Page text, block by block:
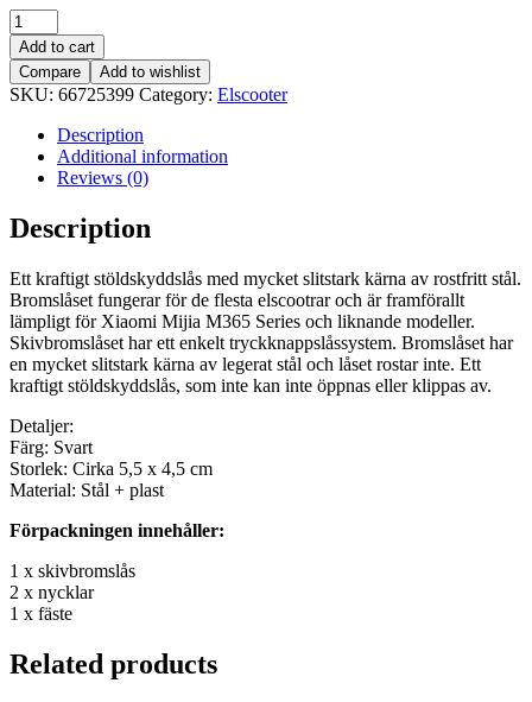
Lås
/
Bromslås
till
Xiaomi
Add to cart
Compare
Add to wishlist
SKU: 66725399 Category: Elscooter
Description
Additional information
Reviews (0)
Description
Ett kraftigt stöldskyddslås med mycket slitstark kärna av rostfritt stål.
Bromslåset fungerar för de flesta elscootrar och är framförallt
lämpligt för Xiaomi Mijia M365 Series och liknande modeller.
Skivbromslåset har ett enkelt tryckknappslåssystem. Bromslåset har
en mycket slitstark kärna av legerat stål och låset rostar inte. Ett
kraftigt stöldskyddslås, som inte kan inte öppnas eller klippas av.
Detaljer:
Färg: Svart
Storlek: Cirka 5,5 x 4,5 cm
Material: Stål + plast
Förpackningen innehåller:
1 x skivbromslås
2 x nycklar
1 x fäste
Related products